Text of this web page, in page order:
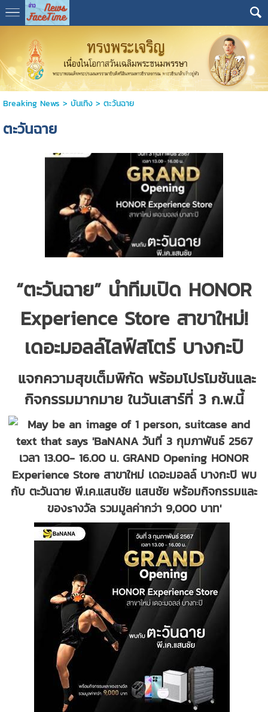
Breaking News > บันเทิง> ตะวันฉาย
ตะวันฉาย
“ตะวันฉาย” นำทีมเปิด HONOR
Experience Storeสาขาใหม่!
เดอะมอลล์ไลฟ์สโตร์ บางกะปิ
แจกความสุขเต็มพิกัด พร้อมโปรโมชันและ
กิจกรรมมากมาย ในวันเสาร์ที่ 3 ก.พ.นี้